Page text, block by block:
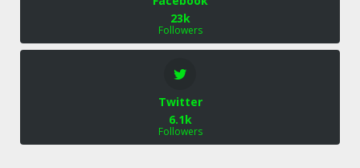
23k
Followers
Twitter
6.1k
Followers